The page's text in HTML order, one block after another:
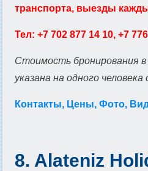
транспорта, выезды
Тел: +7 702 877 14 10, +7
Стоимость бронирования
указана на одного
Контакты, Цены, Фото,
8. Alateniz